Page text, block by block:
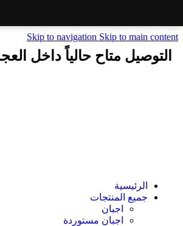
Skip to navigation Skip to main content
التوصيل متاح حالياً داخل العجمي من منطقة الكيلو ٢١ إلى
الرئيسية
جميع المنتجات
اجبان
اجبان مستوردة